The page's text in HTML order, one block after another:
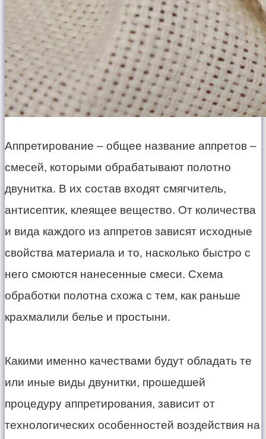
Аппретирование – общее название аппретов –
смесей, которыми обрабатывают полотно
двунитка. В их состав входят смягчитель,
антисептик, клеящее вещество. От количества
и вида каждого из аппретов зависят исходные
свойства материала и то, насколько быстро с
него смоются нанесенные смеси. Схема
обработки полотна схожа с тем, как раньше
крахмалили белье и простыни.
Какими именно качествами будут обладать те
или иные виды двунитки, прошедшей
процедуру аппретирования, зависит от
технологических особенностей воздействия на